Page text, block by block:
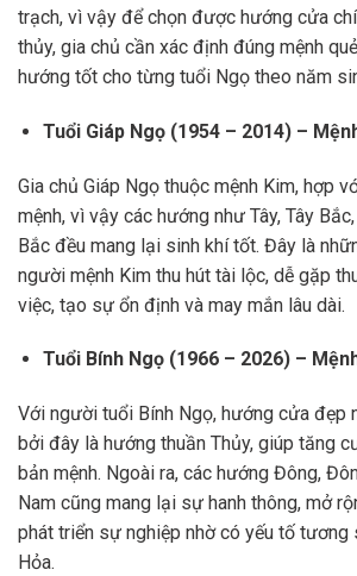
trạch, vì vậy để chọn được hướng cửa
thủy, gia chủ cần xác định đúng mệnh
hướng tốt cho từng tuổi Ngọ theo năm
Tuổi Giáp Ngọ (1954 – 2014) –
Gia chủ Giáp Ngọ thuộc mệnh Kim, hợp
mệnh, vì vậy các hướng như Tây, Tây
Bắc đều mang lại sinh khí tốt. Đây là
người mệnh Kim thu hút tài lộc, dễ gặp
việc, tạo sự ổn định và may mắn lâu dài.
Tuổi Bính Ngọ (1966 – 2026) –
Với người tuổi Bính Ngọ, hướng cửa đẹp
bởi đây là hướng thuần Thủy, giúp tăng
bản mệnh. Ngoài ra, các hướng Đông,
Nam cũng mang lại sự hanh thông, mở
phát triển sự nghiệp nhờ có yếu tố
Hỏa.